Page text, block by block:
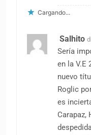
Cargando...
Salhito
Sería
en la V.E
nuevo
Roglic
es
Carapaz,